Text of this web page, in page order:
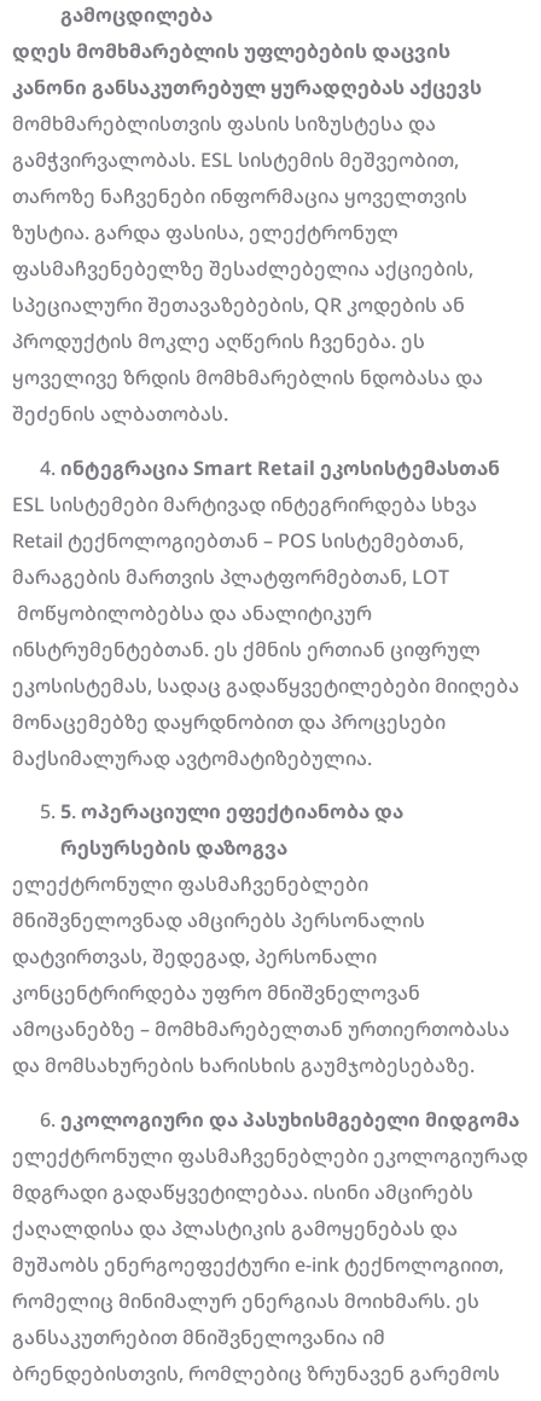
გამოცდილება
დღესმომხმარებლისუფლებებისდაცვის
კანონი განსაკუთრებულყურადღებასაქცევს
მომხმარებლისთვის ფასის სიზუსტესა და
გამჭვირვალობას. ESL სისტემის მეშვეობით,
თაროზე ნაჩვენები ინფორმაცია ყოველთვის
ზუსტია. გარდა ფასისა, ელექტრონულ
ფასმაჩვენებელზე შესაძლებელია აქციების,
სპეციალური შეთავაზებების, QR კოდების ან
პროდუქტის მოკლე აღწერის ჩვენება. ეს
ყოველივე ზრდის მომხმარებლის ნდობასა და
შეძენის ალბათობას.
ინტეგრაცია Smart Retail ეკოსისტემასთან
ESL სისტემები მარტივად ინტეგრირდება სხვა
Retail ტექნოლოგიებთან – POS სისტემებთან,
მარაგების მართვის პლატფორმებთან, LOT
მოწყობილობებსა და ანალიტიკურ
ინსტრუმენტებთან. ეს ქმნის ერთიან ციფრულ
ეკოსისტემას, სადაც გადაწყვეტილებები მიიღება
მონაცემებზე დაყრდნობით და პროცესები
მაქსიმალურად ავტომატიზებულია.
5. ოპერაციული ეფექტიანობადა
რესურსებისდაზოგვა
ელექტრონული ფასმაჩვენებლები
მნიშვნელოვნად ამცირებს პერსონალის
დატვირთვას, შედეგად, პერსონალი
კონცენტრირდება უფრო მნიშვნელოვან
ამოცანებზე – მომხმარებელთან ურთიერთობასა
და მომსახურების ხარისხის გაუმჯობესებაზე.
ეკოლოგიური დაპასუხისმგებელი მიდგომა
ელექტრონული ფასმაჩვენებლები ეკოლოგიურად
მდგრადი გადაწყვეტილებაა. ისინი ამცირებს
ქაღალდისა და პლასტიკის გამოყენებას და
მუშაობს ენერგოეფექტური e-ink ტექნოლოგიით,
რომელიც მინიმალურ ენერგიას მოიხმარს. ეს
განსაკუთრებით მნიშვნელოვანია იმ
ბრენდებისთვის, რომლებიც ზრუნავენ გარემოს